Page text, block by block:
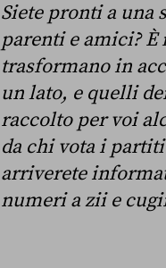
Siete pronti a una
parenti e amici? È
trasformano in
un lato, e quelli
raccolto per voi
da chi vota i
arriverete
numeri a zii e